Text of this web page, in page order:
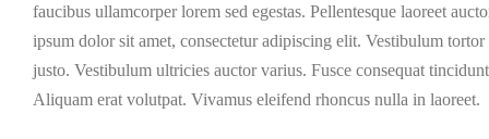
faucibus ullamcorper lorem sed egestas. Pellentesque laoreet
ipsum dolor sit amet, consectetur adipiscing elit. Vestibulum
justo. Vestibulum ultricies auctor varius. Fusce consequat
Aliquam erat volutpat. Vivamus eleifend rhoncus nulla in laoreet.